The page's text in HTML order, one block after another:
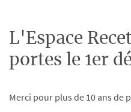
L'Espace
portes le 1er
Merci pour plus de 10 ans de